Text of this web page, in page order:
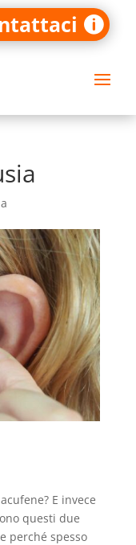
E invece
questi due
perché spesso